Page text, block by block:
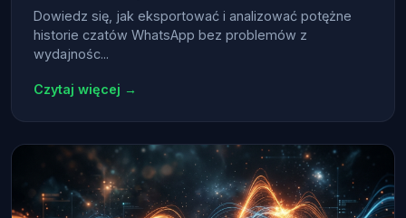
Dowiedz się, jak eksportować i analizować potężne
historie czatów WhatsApp bez problemów z
wydajnośc...
Czytaj więcej →